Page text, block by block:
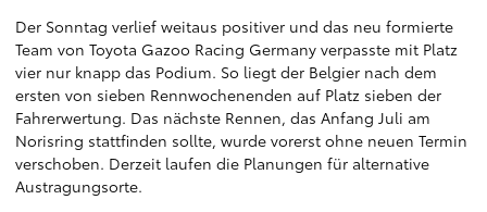
Der Sonntag verlief weitaus positiver und das neu formierte
Team von Toyota Gazoo Racing Germany verpasste mit Platz
vier nur knapp das Podium. So liegt der Belgier nach dem
ersten von sieben Rennwochenenden auf Platz sieben der
Fahrerwertung. Das nächste Rennen, das Anfang Juli am
Norisring stattfinden sollte, wurde vorerst ohne neuen Termin
verschoben. Derzeit laufen die Planungen für alternative
Austragungsorte.